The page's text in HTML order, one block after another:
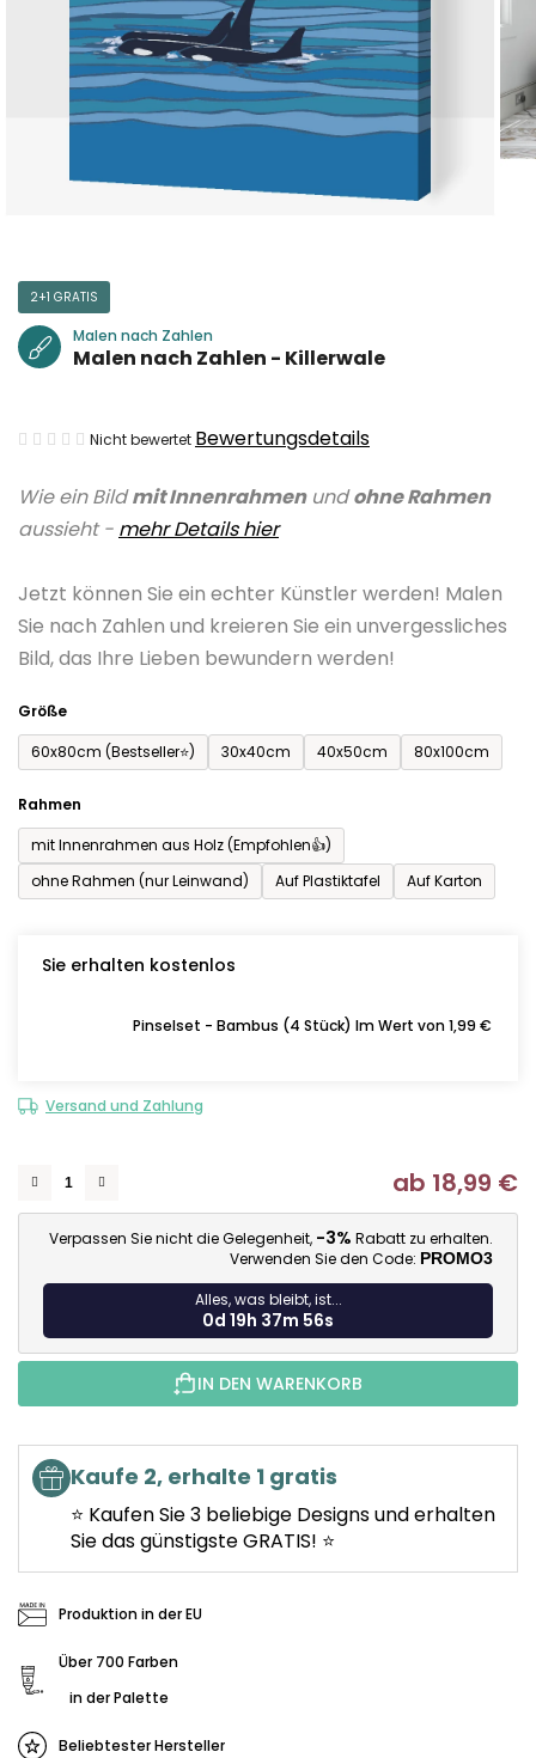
Wie ein Bildmit Innenrahmenundohne Rahmen
aussieht - mehr Details hier
Jetzt können Sie ein echter Künstler werden! Malen
Sie nach Zahlen und kreieren Sie ein unvergessliches
Bild, das Ihre Lieben bewundern werden!
Größe
60x80cm (Bestseller⭐)
30x40cm 40x50cm 80x100cm
Rahmen
mit Innenrahmen aus Holz (Empfohlen👍)
ohne Rahmen (nur Leinwand)
Auf Plastiktafel Auf Karton
Sie erhalten kostenlos
Pinselset - Bambus (4 Stück) Im Wert von 1,99 €
Versand und Zahlung
ab 18,99 €
Verpassen Sie nicht die Gelegenheit, -3% Rabatt zu erhalten.
Verwenden Sie den Code: PROMO3
Alles, was bleibt, ist...
0d 19h 37m 56s
IN DEN WARENKORB
Kaufe 2, erhalte 1 gratis
⭐ Kaufen Sie 3 beliebige Designs und erhalten
Sie das günstigste GRATIS! ⭐
Produktion in der EU
Über 700 Farben
in der Palette
Beliebtester Hersteller
2+1 GRATIS
Malen nach Zahlen
Malen nach Zahlen - Killerwale
Die
Produktbewertung
ist
von
5
Sternen.
Nicht bewertet Bewertungsdetails